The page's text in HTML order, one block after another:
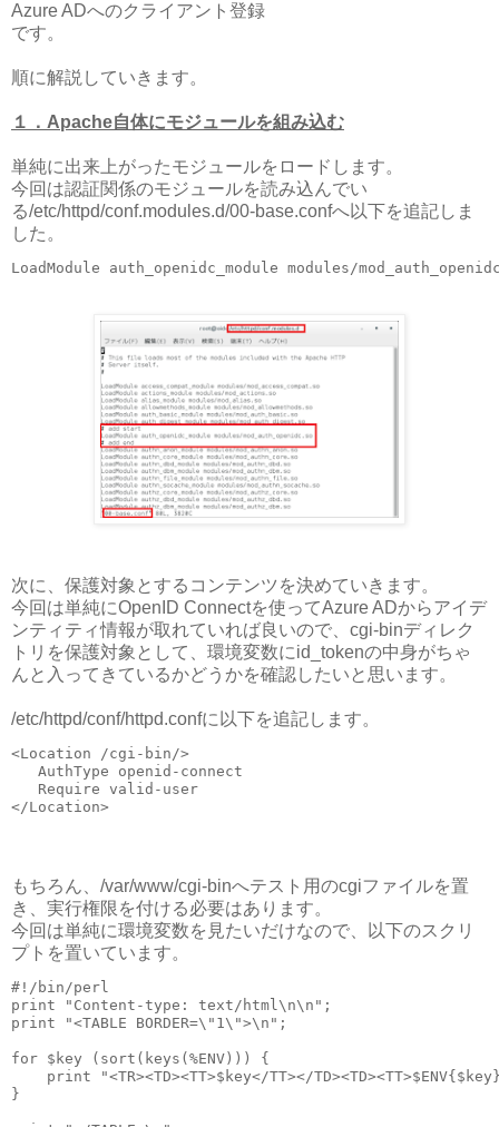
Azure ADへのクライアント登録
です。
順に解説していきます。
１．Apache自体にモジュールを組み込む
単純に出来上がったモジュールをロードします。
今回は認証関係のモジュールを読み込んでい
る/etc/httpd/conf.modules.d/00-base.confへ以下を追記しま
した。
次に、保護対象とするコンテンツを決めていきます。
今回は単純にOpenID Connectを使ってAzure ADからアイデ
ンティティ情報が取れていれば良いので、cgi-binディレク
トリを保護対象として、環境変数にid_tokenの中身がちゃ
んと入ってきているかどうかを確認したいと思います。
/etc/httpd/conf/httpd.confに以下を追記します。
<Location /cgi-bin/>
   AuthType openid-connect
   Require valid-user
もちろん、/var/www/cgi-binへテスト用のcgiファイルを置
き、実行権限を付ける必要はあります。
今回は単純に環境変数を見たいだけなので、以下のスクリ
プトを置いています。
#!/bin/perl
print "Content-type: text/html\n\n";
print "<TABLE BORDER=\"1\">\n";
for $key (sort(keys(%ENV))) {
print "<TR><TD><TT>$key</TT></
}